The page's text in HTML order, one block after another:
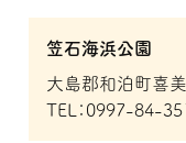
笠石海浜公園
大島郡和泊町喜
TEL：0997-84-